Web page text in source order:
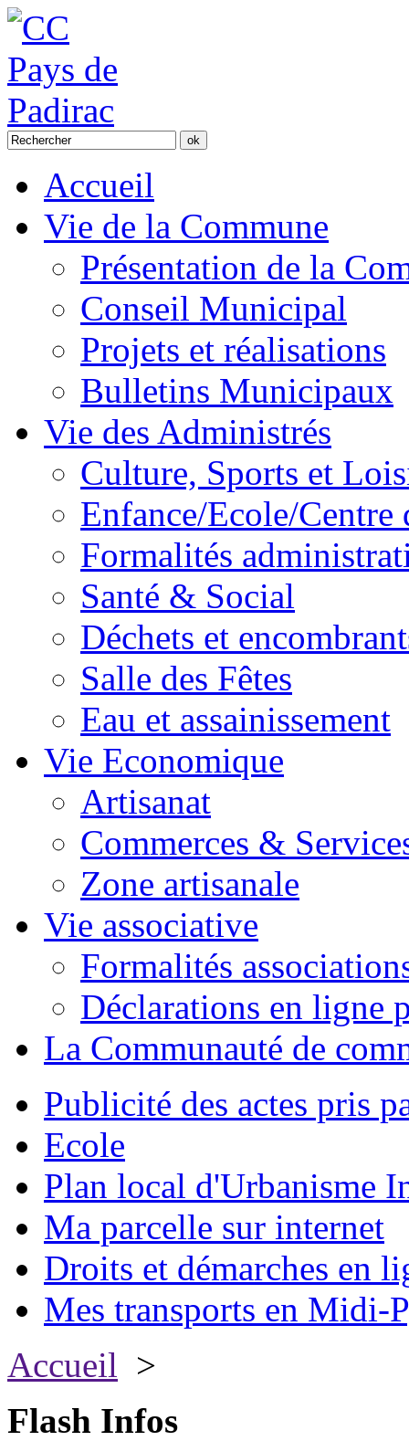
Accueil
Vie de la Commune
Présentation de la
Conseil Municipal
Projets et réalisations
Bulletins Municipaux
Vie des Administrés
Culture, Sports et
Enfance/Ecole/Centre
Formalités
Santé & Social
Déchets et
Salle des Fêtes
Eau et assainissement
Vie Economique
Artisanat
Commerces &
Zone artisanale
Vie associative
Formalités
Déclarations en ligne
La Communauté de
Publicité des actes pris
Ecole
Plan local d'Urbanisme
Ma parcelle sur internet
Droits et démarches en
Mes transports en Midi-
Accueil >
Flash Infos